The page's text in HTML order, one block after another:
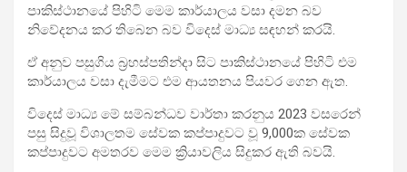
පාකිස්ථානයේ පිහිටි මෙම කාර්යාලය වසා දමන බව
නිවේදනය කර තිබෙන බව විදෙස් මාධ්‍ය සඳහන් කරයි.
ඒ අනුව පසුගිය බ්‍රහස්පතින්දා සිට පාකිස්ථානයේ පිහිටි එම
කාර්යාලය වසා දැමීමට එම ආයතනය පියවර ගෙන ඇත.
විදෙස් මාධ්‍ය මේ සම්බන්ධව වාර්තා කරනුය 2023 වසරෙන්
පසු සිදුවූ විශාලතම සේවක කප්පාදුවට වූ 9,000ක සේවක
කප්පාදුවට අමතරව මෙම ක්‍රියාවලිය සිදුකර ඇති බවයි.